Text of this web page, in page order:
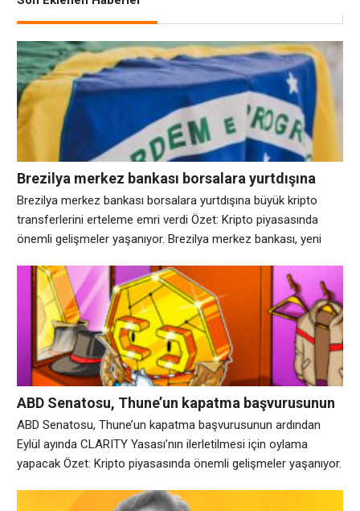
Brezilya merkez bankası borsalara yurtdışına
büyük kripto transferlerini erteleme emri verdi
Brezilya merkez bankası borsalara yurtdışına büyük kripto
transferlerini erteleme emri verdi Özet: Kripto piyasasında
önemli gelişmeler yaşanıyor. Brezilya merkez bankası, yeni
borsalarının yabancı platformlara ve kendi saklama
cüzdanlarına bazı müşteri transferlerini 24 saate kadar
geciktirmesini talep edecek. Gereklilik, 7 Ağustos’ta yayınlanan
BCB No. 584/2026 Kararı uyarınca 1 Ocak
ABD Senatosu, Thune’un kapatma başvurusunun
ardından Eylül ayında CLARITY Yasası’nın
ilerletilmesi için oylama yapacak
ABD Senatosu, Thune’un kapatma başvurusunun ardından
Eylül ayında CLARITY Yasası’nın ilerletilmesi için oylama
yapacak Özet: Kripto piyasasında önemli gelişmeler yaşanıyor.
olarak da bilinen Dijital Varlık Piyasası Netlik Yasasını ele almak